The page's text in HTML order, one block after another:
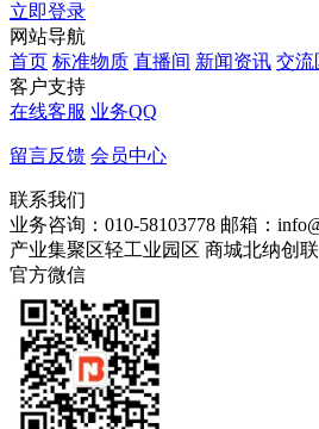
立即登录
网站导航
首页 标准物质 直播间 新闻资讯 交流
客户支持
在线客服 业务QQ
留言反馈 会员中心
联系我们
业务咨询：010-58103778 邮箱：
产业集聚区轻工业园区 商城北纳创
官方微信